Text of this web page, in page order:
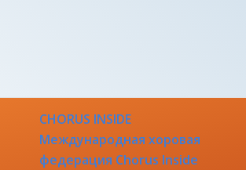
CHORUS INSIDE
Международная хоровая
федерация Chorus Inside